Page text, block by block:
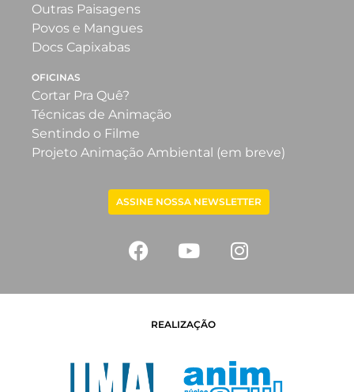
Outras Paisagens
Povos e Mangues
Docs Capixabas
OFICINAS
Cortar Pra Quê?
Técnicas de Animação
Sentindo o Filme
Projeto Animação Ambiental (em breve)
ASSINE NOSSA NEWSLETTER
REALIZAÇÃO